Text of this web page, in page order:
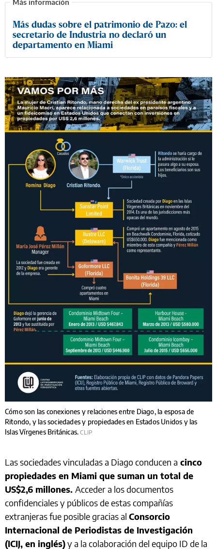
Más dudas sobre el patrimonio de Pazo: el
secretario de Industria no declaró un
departamento en Miami
Cómo son las conexiones y relaciones entre Diago, la esposa de
Ritondo, y las sociedades y propiedades en Estados Unidos y las
Islas Vírgenes Británicas.CLIP
Las sociedades vinculadas a Diago conducen a cinco
propiedades en Miami que suman un total de
US$2,6 millones. Acceder a los documentos
confidenciales y públicos de estas compañías
extranjeras fue posible gracias al Consorcio
Internacional de Periodistas de Investigación
(ICIJ, en inglés)y a la colaboración del equipo ID de la